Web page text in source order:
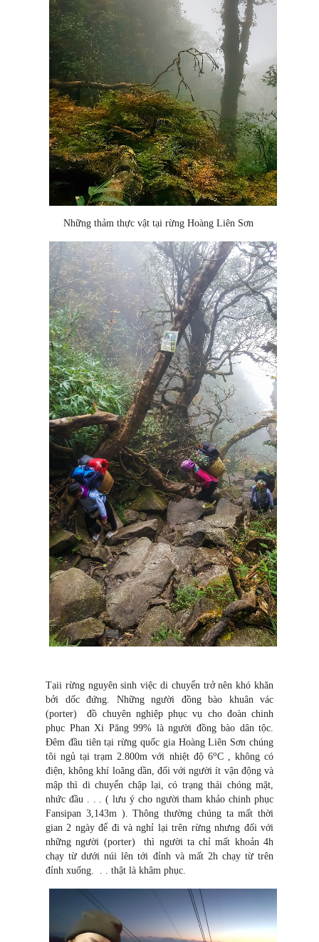
Những thảm thực vật tại rừng Hoàng Liên Sơn
Tạii rừng nguyên sinh việc di chuyển trở nên khó khăn
bởi dốc đứng. Những người đồng bào khuân vác
(porter) đồ chuyên nghiệp phục vụ cho đoàn chinh
phục Phan Xi Păng 99% là người đồng bào dân tộc.
Đêm đầu tiên tại rừng quốc gia Hoàng Liên Sơn chúng
tôi ngủ tại trạm 2.800m với nhiệt độ 6oC , không có
điện, không khí loãng dần, đối với người ít vận động và
mập thì di chuyển chập lại, có trạng thái chóng mặt,
nhức đầu . . . ( lưu ý cho người tham khảo chinh phục
Fansipan 3,143m ). Thông thường chúng ta mất thời
gian 2 ngày để đi và nghỉ lại trên rừng nhưng đối với
những người (porter) thì người ta chỉ mất khoản 4h
chạy từ dưới núi lên tới đỉnh và mất 2h chạy từ trên
đỉnh xuống. . . thật là khâm phục.